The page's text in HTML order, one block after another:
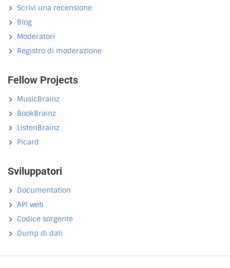
Scrivi una recensione
Blog
Moderatori
Registro di moderazione
Fellow Projects
MusicBrainz
BookBrainz
ListenBrainz
Picard
Sviluppatori
Documentation
API web
Codice sorgente
Dump di dati